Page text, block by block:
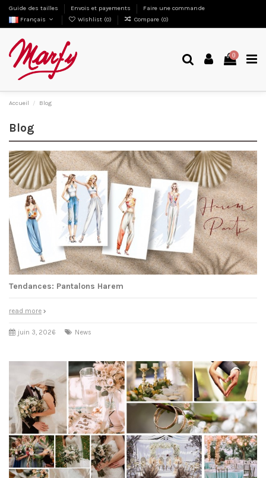
Guide des tailles Envois et payements
Faire une commande
Français
Wishlist (0) Compare (0)
0
Accueil Blog
Blog
Tendances: Pantalons Harem
read more
juin 3, 2026 News